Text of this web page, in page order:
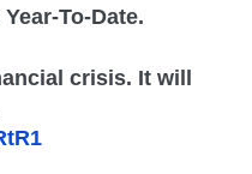
To-Date.
crisis. It will